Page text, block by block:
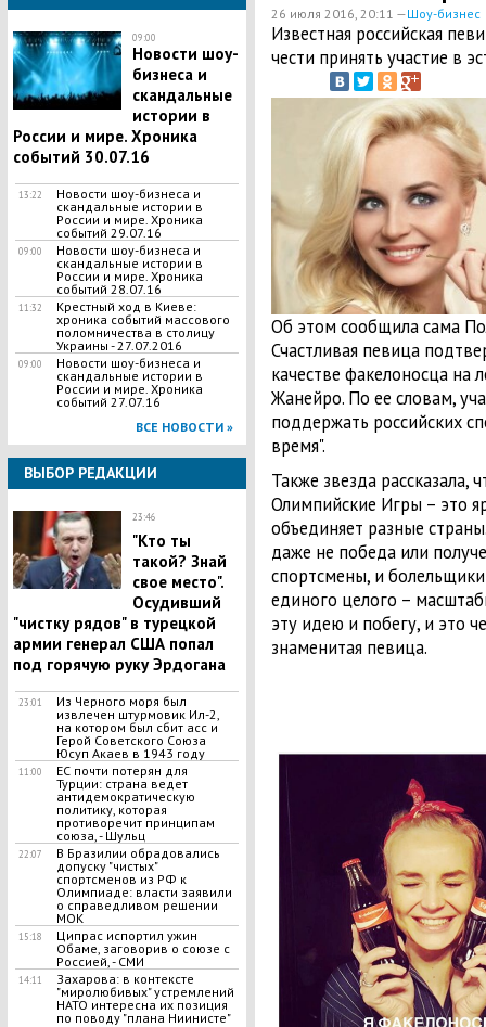
09:00
Новости шоу-
бизнеса и
скандальные
истории в
России и мире. Хроника
событий 30.07.16
13:22
Новости шоу-бизнеса и
скандальные истории в
России и мире. Хроника
событий 29.07.16
09:00
Новости шоу-бизнеса и
скандальные истории в
России и мире. Хроника
событий 28.07.16
11:32
Крестный ход в Киеве:
хроника событий массового
поломничества в столицу
Украины - 27.07.2016
09:00
Новости шоу-бизнеса и
скандальные истории в
России и мире. Хроника
событий 27.07.16
ВСЕ НОВОСТИ »
ВЫБОР РЕДАКЦИИ
23:46
"Кто ты
такой? Знай
свое место".
Осудивший
"чистку рядов" в турецкой
армии генерал США попал
под горячую руку Эрдогана
23:01
Из Черного моря был
извлечен штурмовик Ил-2,
на котором был сбит асс и
Герой Советского Союза
Юсуп Акаев в 1943 году
11:00
ЕС почти потерян для
Турции: страна ведет
антидемократическую
политику, которая
противоречит принципам
союза, - Шульц
22:07
В Бразилии обрадовались
допуску "чистых"
спортсменов из РФ к
Олимпиаде: власти заявили
о справедливом решении
МОК
15:18
Ципрас испортил ужин
Обаме, заговорив о союзе с
Россией, - СМИ
14:11
Захарова: в контексте
"миролюбивых" устремлений
НАТО интересна их позиция
по поводу "плана Ниинисте"
26 июля 2016, 20:11 —Шоу-бизнес
Известная российская
чести принять участие в
Об этом сообщила сама
Счастливая певица
качестве факелоносца
Жанейро. По ее словам,
поддержать российских
время".
Также звезда рассказала,
Олимпийские Игры – это
объединяет разные
даже не победа или
спортсмены, и
единого целого –
эту идею и побегу, и это
знаменитая певица.